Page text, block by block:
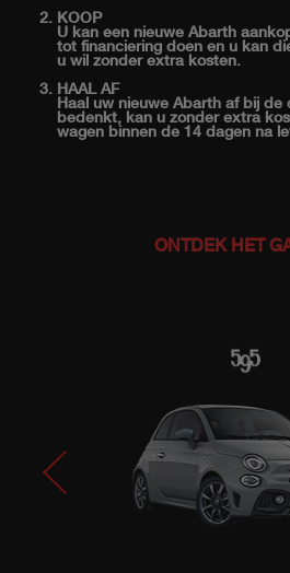
KOOP
U kan een nieuwe Abarth
tot financiering doen en u kan
u wil zonder extra kosten.
HAAL AF
Haal uw nieuwe Abarth af bij de
bedenkt, kan u zonder extra
wagen binnen de 14 dagen na
ONTDEK HET